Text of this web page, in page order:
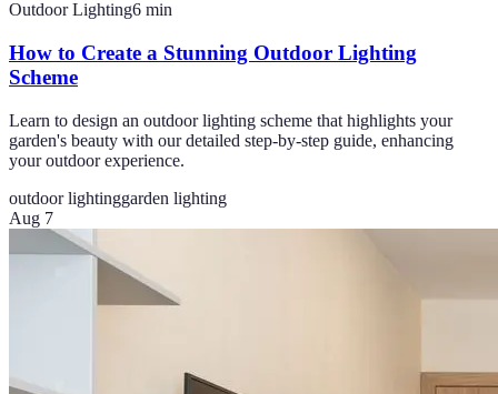
Outdoor Lighting6 min
How to Create a Stunning Outdoor Lighting
Scheme
Learn to design an outdoor lighting scheme that highlights your
garden's beauty with our detailed step-by-step guide, enhancing
your outdoor experience.
outdoor lightinggarden lighting
Aug 7